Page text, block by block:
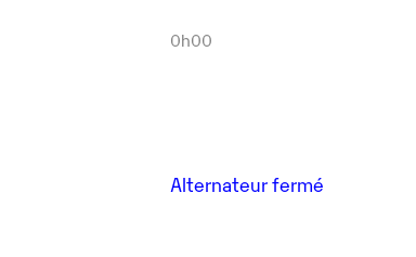
0h00
Alternateur fermé